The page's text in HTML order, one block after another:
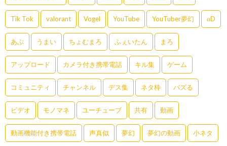
Tik Tok valorant Vogel YouTube YouTuber夢幻 αD
あぶ うまい ちょむまろ ふぇいたん まろ
アップロード カメラ付き携帯電話 キル集 ゲーム
コミュニティ チャンネル デス集 ネタ枠 バズる
ビデオ モノマネ ユーチューブ 共有 動画
動画機能付き携帯電話 声真似 夢幻 夢幻の動画 小ネタ